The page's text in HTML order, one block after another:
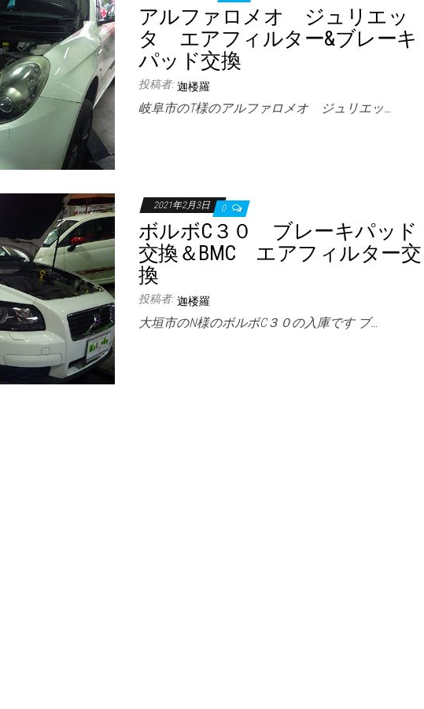
アルファロメオ ジュリエッ
タ エアフィルター&ブレーキ
パッド交換
投稿者: 迦楼羅
岐阜市のT様のアルファロメオ ジュリエッ…
2021年2月3日 0
ボルボC３０ ブレーキパッド
交換＆BMC エアフィルター交
換
投稿者: 迦楼羅
大垣市のN様のボルボC３０の入庫です ブ…